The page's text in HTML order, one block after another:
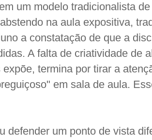
um modelo tradicionalista
na aula expositiva,
a constatação de que a
A falta de criatividade de
expõe, termina por tirar a
em sala de aula.
defender um ponto de vista